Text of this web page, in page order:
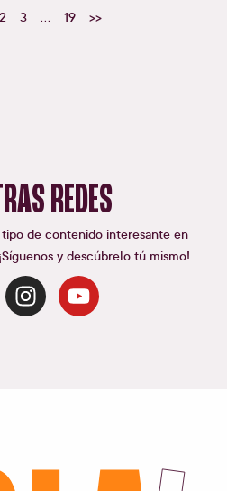
2 3 … 19 >>
REDES
de contenido interesante en
y descúbrelo tú mismo!